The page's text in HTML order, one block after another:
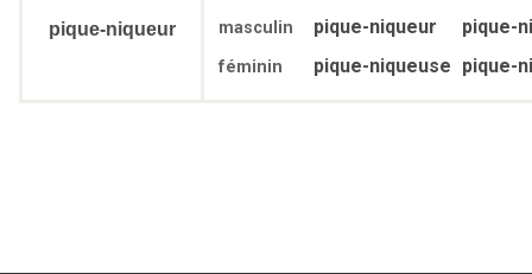
pique-niqueur
masculin
pique-niqueur pique-
féminin pique-niqueuse pique-